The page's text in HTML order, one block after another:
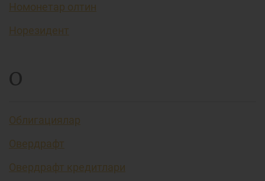
Номонетар олтин
Норезидент
О
Облигациялар
Овердрафт
Овердрафт кредитлари